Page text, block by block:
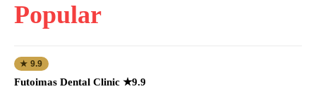
Popular
★ 9.9
Futoimas Dental Clinic ★9.9